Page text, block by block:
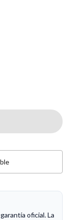
oficial. La